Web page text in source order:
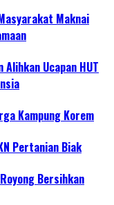
Maknai
Ucapan HUT
Kampung Korem
Pertanian Biak
Bersihkan